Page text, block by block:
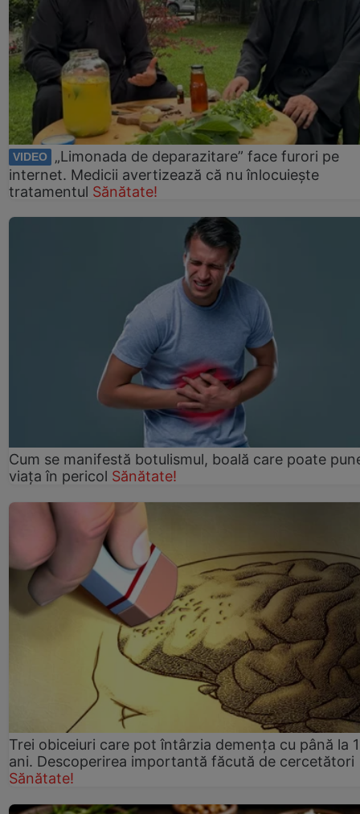
VIDEO
„Limonada de deparazitare” face furori pe
internet. Medicii avertizează că nu înlocuiește
tratamentul Sănătate!
Cum se manifestă botulismul, boală care poate
viaţa în pericol Sănătate!
Trei obiceiuri care pot întârzia demența cu până la
ani. Descoperirea importantă făcută de cercetători
Sănătate!